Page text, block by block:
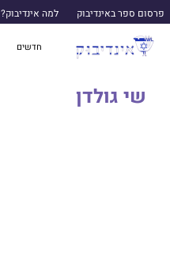
פרסום ספר באינדיבוק למה אינדיבוק?
חדשים
שי גולדן